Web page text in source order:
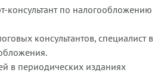
консультант по налогообложению
консультантов, специалист в
в периодических изданиях